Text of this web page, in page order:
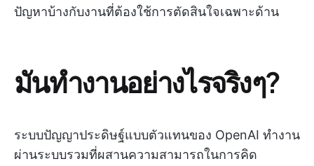
ปัญหาบ้างกับงานที่ต้องใช้การตัดสินใจเฉพาะด้าน
มันทำงานอย่างไรจริงๆ?
ระบบปัญญาประดิษฐ์แบบตัวแทนของ OpenAI ทำงาน
ผ่านระบบรวมที่ผสานความสามารถในการคิด